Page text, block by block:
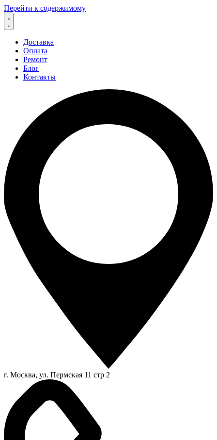
Перейти к содержимому
Доставка
Оплата
Ремонт
Блог
Контакты
г. Москва, ул. Пермская 11 стр 2